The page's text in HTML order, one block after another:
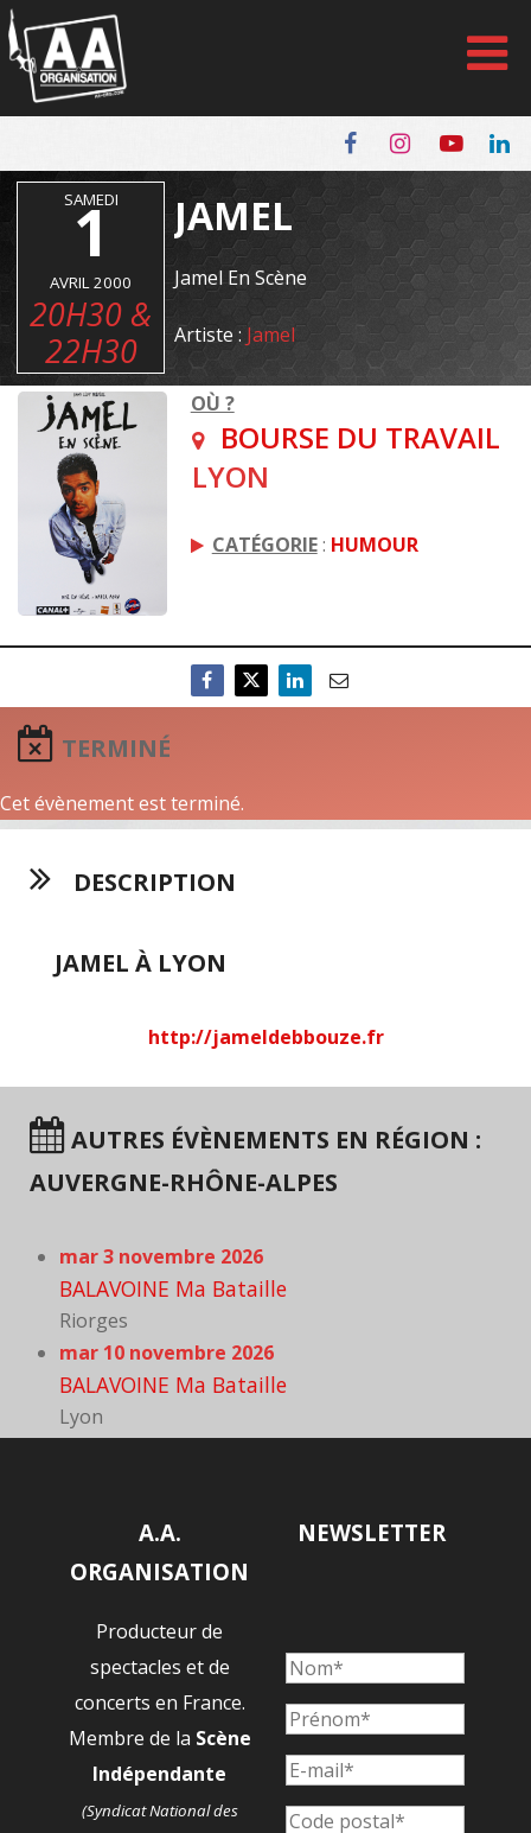
Panneau de gestion des cookies
SAMEDI
1
AVRIL 2000
20H30 &
22H30
JAMEL
Jamel En Scène
Artiste : Jamel
OÙ ?
BOURSE DU TRAVAIL
LYON
CATÉGORIE: HUMOUR
TERMINÉ
Cet évènement est terminé.
DESCRIPTION
JAMEL À LYON
http://jameldebbouze.fr
AUTRES ÉVÈNEMENTS EN RÉGION :
AUVERGNE-RHÔNE-ALPES
mar 3 novembre 2026
BALAVOINE Ma Bataille
Riorges
mar 10 novembre 2026
BALAVOINE Ma Bataille
Lyon
A.A.
ORGANISATION
Producteur de
spectacles et de
concerts en France.
Membre de la Scène
Indépendante
(Syndicat National des
NEWSLETTER